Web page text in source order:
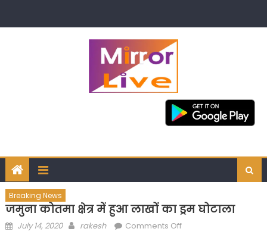
Breaking News
जमुना कोतमा क्षेत्र में हुआ लाखों का ड्रम घोटाला
Posted
July 14, 2020 Author
rakesh Comments Offon